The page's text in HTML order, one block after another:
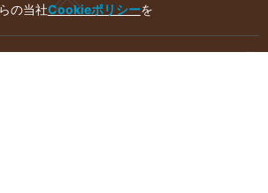
の当社Cookieポリシーを